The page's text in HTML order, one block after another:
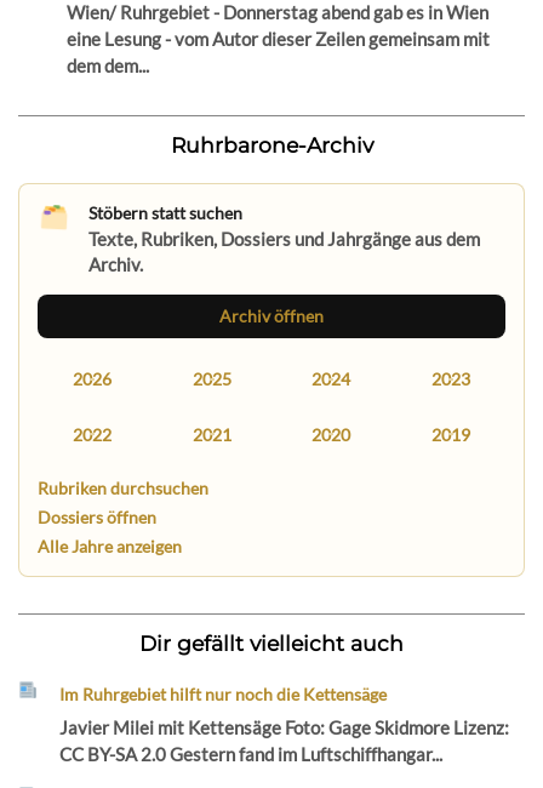
Wien/ Ruhrgebiet - Donnerstag abend gab es in Wien
eine Lesung - vom Autor dieser Zeilen gemeinsam mit
dem dem...
Ruhrbarone-Archiv
Stöbern statt suchen
Texte, Rubriken, Dossiers und Jahrgänge aus dem
Archiv.
Archiv öffnen
2026 2025 2024 2023
2022 2021 2020 2019
Rubriken durchsuchen
Dossiers öffnen
Alle Jahre anzeigen
Dir gefällt vielleicht auch
Im Ruhrgebiet hilft nur noch die Kettensäge
Javier Milei mit Kettensäge Foto: Gage Skidmore Lizenz:
CC BY-SA 2.0 Gestern fand im Luftschiffhangar...